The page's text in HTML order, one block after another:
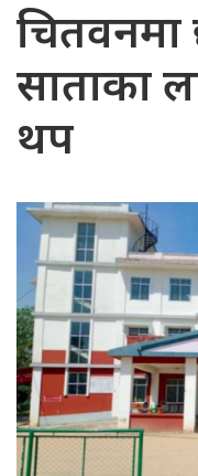
साताका
थप